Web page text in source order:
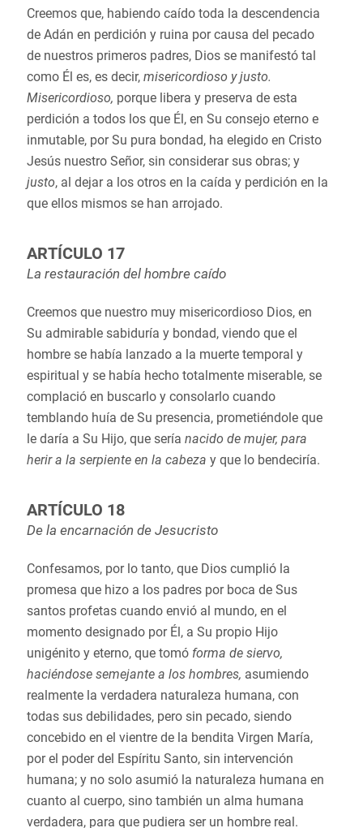
Creemos que, habiendo caído toda la descendencia
de Adán en perdición y ruina por causa del pecado
de nuestros primeros padres, Dios se manifestó tal
como Él es, es decir, misericordioso y justo.
Misericordioso, porque libera y preserva de esta
perdición a todos los que Él, en Su consejo eterno e
inmutable, por Su pura bondad, ha elegido en Cristo
Jesús nuestro Señor, sin considerar sus obras; y
justo, al dejar a los otros en la caída y perdición en la
que ellos mismos se han arrojado.
ARTÍCULO 17
La restauración del hombre caído
Creemos que nuestro muy misericordioso Dios, en
Su admirable sabiduría y bondad, viendo que el
hombre se había lanzado a la muerte temporal y
espiritual y se había hecho totalmente miserable, se
complació en buscarlo y consolarlo cuando
temblando huía de Su presencia, prometiéndole que
le daría a Su Hijo, que sería nacido de mujer, para
herir a la serpiente en la cabeza y que lo bendeciría.
ARTÍCULO 18
De la encarnación de Jesucristo
Confesamos, por lo tanto, que Dios cumplió la
promesa que hizo a los padres por boca de Sus
santos profetas cuando envió al mundo, en el
momento designado por Él, a Su propio Hijo
unigénito y eterno, que tomó forma de siervo,
haciéndose semejante a los hombres, asumiendo
realmente la verdadera naturaleza humana, con
todas sus debilidades, pero sin pecado, siendo
concebido en el vientre de la bendita Virgen María,
por el poder del Espíritu Santo, sin intervención
humana; y no solo asumió la naturaleza humana en
cuanto al cuerpo, sino también un alma humana
verdadera, para que pudiera ser un hombre real.